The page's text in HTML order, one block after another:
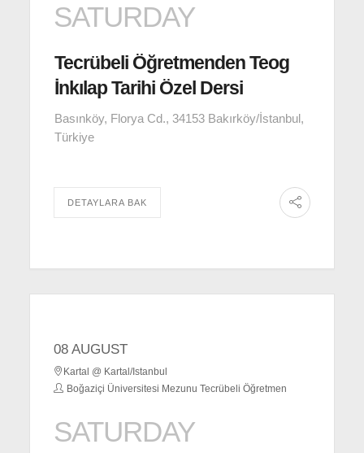
SATURDAY
Tecrübeli Öğretmenden Teog
İnkılap Tarihi Özel Dersi
Basınköy, Florya Cd., 34153 Bakırköy/İstanbul,
Türkiye
DETAYLARA BAK
08 AUGUST
Kartal @ Kartal/Istanbul
Boğaziçi Üniversitesi Mezunu Tecrübeli Öğretmen
SATURDAY